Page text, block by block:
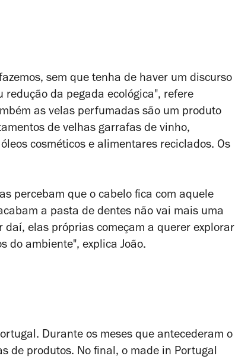
sem que tenha de haver um discurso
da pegada ecológica", refere
as velas perfumadas são um produto
de velhas garrafas de vinho,
cosméticos e alimentares reciclados. Os
percebam que o cabelo fica com aquele
a pasta de dentes não vai mais uma
elas próprias começam a querer explorar
do ambiente", explica João.
Durante os meses que antecederam o
de produtos. No final, o made in Portugal